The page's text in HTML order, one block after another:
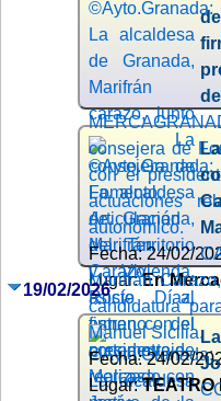
consejera de
con el
actuaciones
autonómico.
Fecha: 24/02/
Lugar:En
Marifrán
candidatura
Manuel Sicilia.
Fecha: 24/02/
Lugar:TEATRO
19/02/2026